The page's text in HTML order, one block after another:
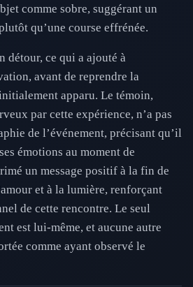
comme sobre, suggérant un
qu’une course effrénée.
détour, ce qui a ajouté à
avant de reprendre la
apparu. Le témoin,
par cette expérience, n’a pas
de l’événement, précisant qu’il
émotions au moment de
un message positif à la fin de
et à la lumière, renforçant
de cette rencontre. Le seul
est lui-même, et aucune autre
comme ayant observé le